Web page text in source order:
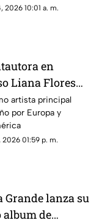
2026 10:01 a. m.
en
Liana Flores
su nuevo EP
It Goes'
artista principal
por Europa y
2026 01:59 p. m.
Grande lanza su
album de